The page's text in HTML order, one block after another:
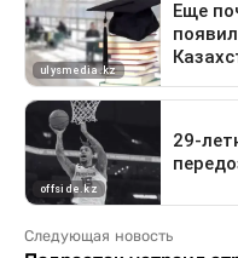
Следующая новость